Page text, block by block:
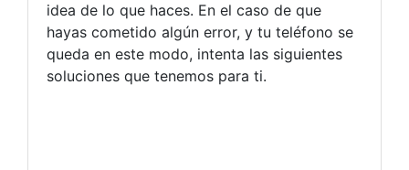
idea de lo que haces. En el caso de que
hayas cometido algún error, y tu teléfono se
queda en este modo, intenta las siguientes
soluciones que tenemos para ti.